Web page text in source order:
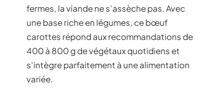
fermes, la viande ne s’assèche pas. Avec
une base riche en légumes, ce bœuf
carottes répond aux recommandations de
400 à 800 g de végétaux quotidiens et
s’intègre parfaitement à une alimentation
variée.